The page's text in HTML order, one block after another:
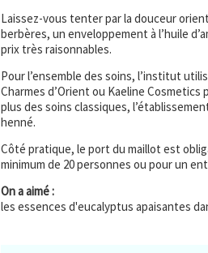
Laissez-vous tenter par la douceur
berbères, un enveloppement à l’huile
prix très raisonnables.
Pour l’ensemble des soins, l’institut
Charmes d’Orient ou Kaeline
plus des soins classiques,
henné.
Côté pratique, le port du maillot est
minimum de 20 personnes ou pour un
On a aimé :
les essences d'eucalyptus apaisantes